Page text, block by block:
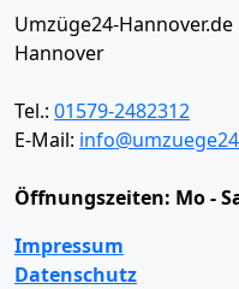
Umzüge24-Hannover.de
Hannover
Tel.: 01579-2482312
E-Mail:
Öffnungszeiten: Mo -
Impressum
Datenschutz